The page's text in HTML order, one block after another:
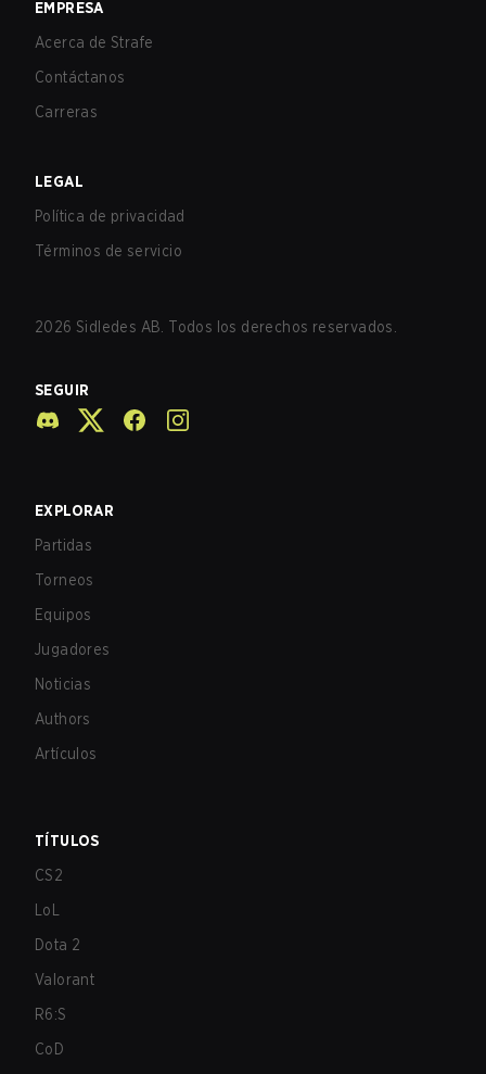
EMPRESA
Acerca de Strafe
Contáctanos
Carreras
LEGAL
Política de privacidad
Términos de servicio
2026 Sidledes AB. Todos los derechos reservados.
SEGUIR
EXPLORAR
Partidas
Torneos
Equipos
Jugadores
Noticias
Authors
Artículos
TÍTULOS
CS2
LoL
Dota 2
Valorant
R6:S
CoD